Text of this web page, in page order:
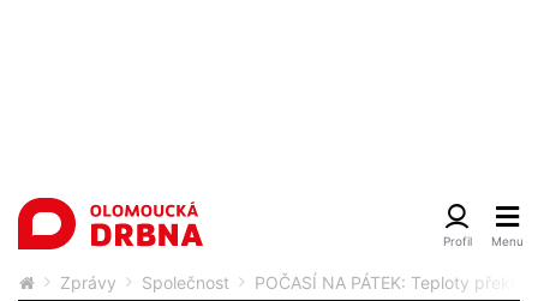
Zprávy Společnost POČASÍ NA PÁTEK: Teploty